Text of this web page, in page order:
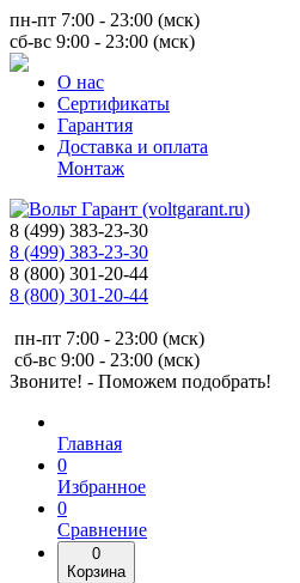
пн-пт 7:00 - 23:00 (мск)
сб-вс 9:00 - 23:00 (мск)
О нас
Сертификаты
Гарантия
Доставка и оплата
Монтаж
8 (499) 383-23-30
8 (499) 383-23-30
8 (800) 301-20-44
8 (800) 301-20-44
пн-пт 7:00 - 23:00 (мск)
сб-вс 9:00 - 23:00 (мск)
Звоните! - Поможем подобрать!
Главная
0
Избранное
0
Сравнение
0
Корзина